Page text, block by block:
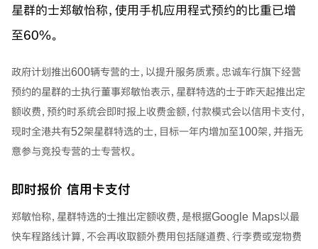
星群的士郑敏怡称，使用手机应用程式预约的比重已增
至60%。
政府计划推出600辆专营的士，以提升服务质素。忠诚车行旗下经营
预约的星群的士执行董事郑敏怡表示，星群特选的士于昨天起推出定
额收费，预约时系统会即时报上收费金额，付款模式会以信用卡支付，
现时全港共有52架星群特选的士，目标一年内增加至100架，并指无
意参与竞投专营的士专营权。
即时报价 信用卡支付
郑敏怡称，星群特选的士推出定额收费，是根据Google Maps以最
快车程路线计算，不会再收取额外费用包括隧道费、行李费或宠物费